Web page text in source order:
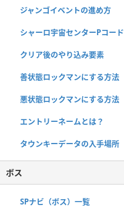
ジャンゴイベントの進め方
シャーロ宇宙センターPコード
クリア後のやり込み要素
善状態ロックマンにする方法
悪状態ロックマンにする方法
エントリーネームとは？
タウンキーデータの入手場所
ボス
SPナビ（ボス）一覧